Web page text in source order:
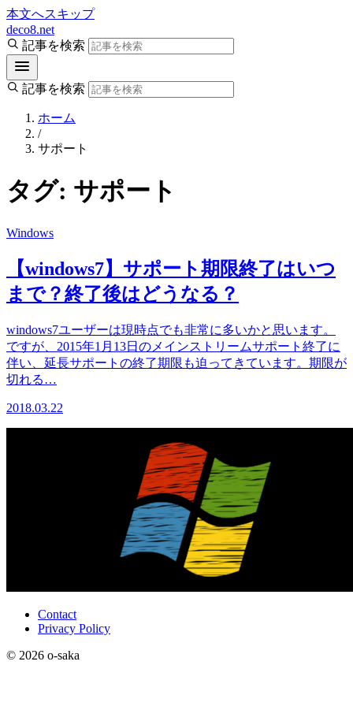
本文へスキップ
deco8.net
記事を検索
記事を検索
ホーム
/
サポート
タグ: サポート
Windows
【windows7】サポート期限終了はいつ
まで？終了後はどうなる？
windows7ユーザーは現時点でも非常に多いかと思います。
ですが、2015年1月13日のメインストリームサポート終了に
伴い、延長サポートの終了期限も迫ってきています。期限が
切れる…
2018.03.22
Contact
Privacy Policy
© 2026 o-saka